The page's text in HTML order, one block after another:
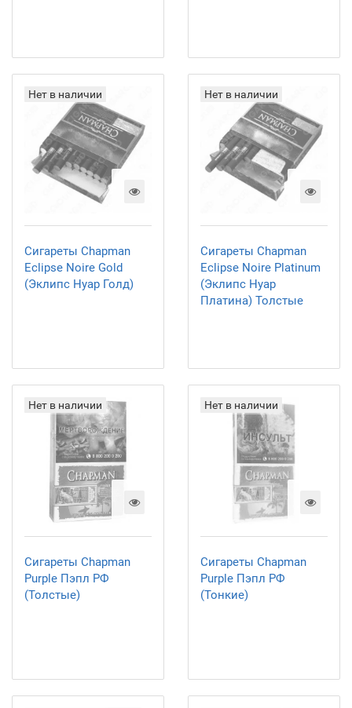
Нет в наличии
Сигареты Chapman
Eclipse Noire Gold
(Эклипс Нуар Голд)
Нет в наличии
Сигареты Chapman
Eclipse Noire Platinum
(Эклипс Нуар
Платина) Толстые
Нет в наличии
Сигареты Chapman
Purple Пэпл РФ
(Толстые)
Нет в наличии
Сигареты Chapman
Purple Пэпл РФ
(Тонкие)